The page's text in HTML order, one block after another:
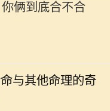
俩到底合不合
与其他命理的奇
份、月份、日子和时
年出生的人，被称为
命理的特征，指的